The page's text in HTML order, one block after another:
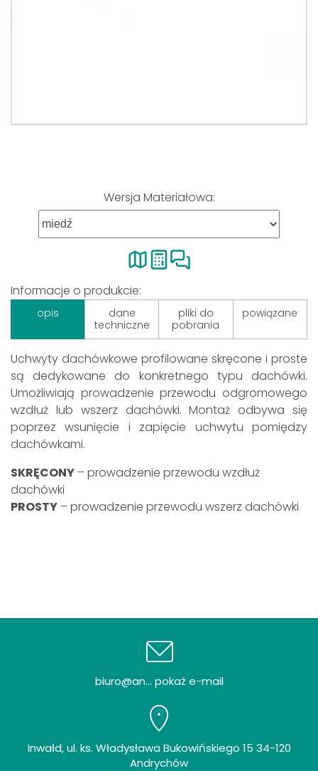
Wersja Materiałowa:
Informacje o produkcie:
opis
dane
techniczne
pliki do
pobrania
powiązane
Uchwyty dachówkowe profilowane skręcone i proste
są dedykowane do konkretnego typu dachówki.
Umożliwiają prowadzenie przewodu odgromowego
wzdłuż lub wszerz dachówki. Montaż odbywa się
poprzez wsunięcie i zapięcie uchwytu pomiędzy
dachówkami.
SKRĘCONY – prowadzenie przewodu wzdłuż
dachówki
PROSTY – prowadzenie przewodu wszerz dachówki
biuro@an... pokaż e-mail
Inwałd, ul. ks. Władysława Bukowińskiego 15 34-120
Andrychów